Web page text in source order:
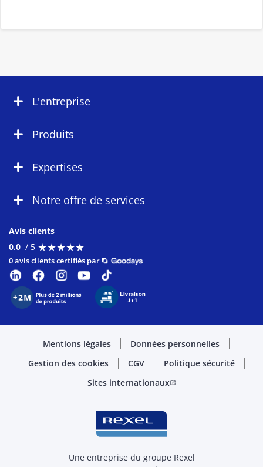
L'entreprise
Produits
Expertises
Notre offre de services
Avis clients
0.0 / 5 ★★★★★
★★★★★
0 avis clients certifiés par
Mentions légales
Données personnelles
Gestion des cookies
CGV
Politique sécurité
Sites internationauxopen_in_new
Une entreprise du groupe Rexel